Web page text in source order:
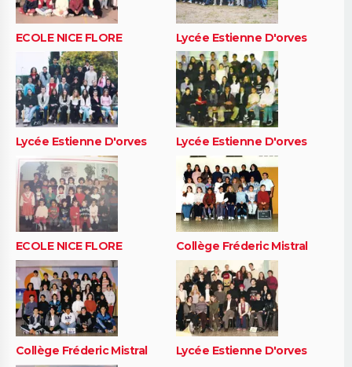
ECOLE NICE FLORE Lycée Estienne D'orves
Lycée Estienne D'orves Lycée Estienne D'orves
ECOLE NICE FLORE Collège Fréderic Mistral
Collège Fréderic Mistral Lycée Estienne D'orves